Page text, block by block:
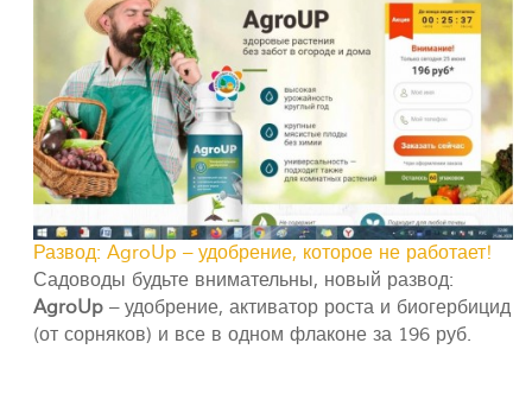
Развод: AgroUp – удобрение, которое не работает!
Садоводы будьте внимательны, новый развод:
AgroUp – удобрение, активатор роста и биогербицид
(от сорняков) и все в одном флаконе за 196 руб.